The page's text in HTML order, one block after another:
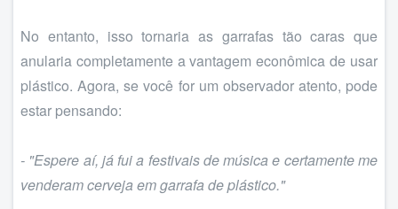
No entanto, isso tornaria as garrafas tão caras que
anularia completamente a vantagem econômica de usar
plástico. Agora, se você for um observador atento, pode
estar pensando:
- "Espere aí, já fui a festivais de música e certamente me
venderam cerveja em garrafa de plástico."